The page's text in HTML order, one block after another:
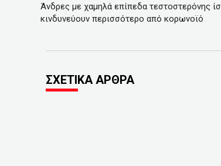
Άνδρες με χαμηλά επίπεδα τεστοστερόνης
κινδυνεύουν περισσότερο από κορωνοϊό
ΣΧΕΤΙΚΑ ΑΡΘΡΑ